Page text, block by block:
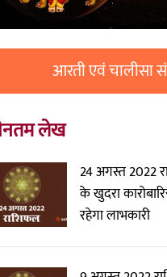
आरती एवं चालीसा
लेख
24 अगस्त 2022
के खुदरा
रहेगा लाभकारी